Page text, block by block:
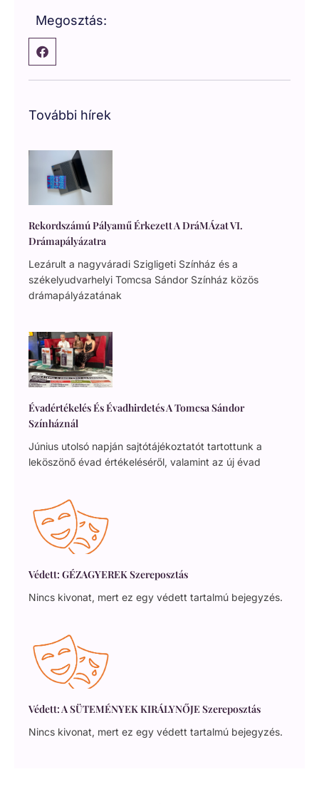
Megosztás:
További hírek
Rekordszámú Pályamű Érkezett A DráMÁzat VI.
Drámapályázatra
Lezárult a nagyváradi Szigligeti Színház és a
székelyudvarhelyi Tomcsa Sándor Színház közös
drámapályázatának
Évadértékelés És Évadhirdetés A Tomcsa Sándor
Színháznál
Június utolsó napján sajtótájékoztatót tartottunk a
leköszönő évad értékeléséről, valamint az új évad
Védett: GÉZAGYEREK Szereposztás
Nincs kivonat, mert ez egy védett tartalmú bejegyzés.
Védett: A SÜTEMÉNYEK KIRÁLYNŐJE Szereposztás
Nincs kivonat, mert ez egy védett tartalmú bejegyzés.